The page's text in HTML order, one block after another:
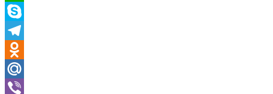
WhatsApp
Skype
Telegram
Odnoklassniki
Mail.Ru